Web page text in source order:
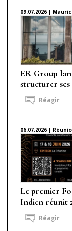
09.07.2026 |
ER Group
structurer
Réagir
06.07.2026 |
Le premier
Indien réunit
Réagir